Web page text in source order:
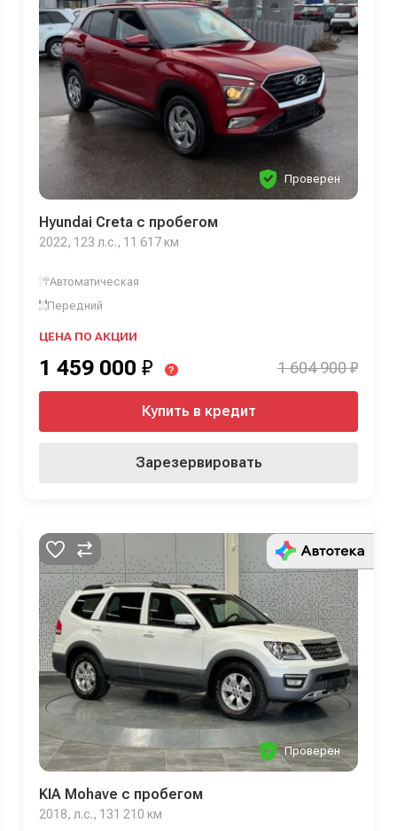
Проверен
Hyundai Creta с пробегом
2022, 123 л.с., 11 617 км
Автоматическая
Передний
ЦЕНА ПО АКЦИИ
1 459 000 ₽ ? 1 604 900 ₽
Купить в кредит
Зарезервировать
Проверен
KIA Mohave с пробегом
2018, л.с., 131 210 км